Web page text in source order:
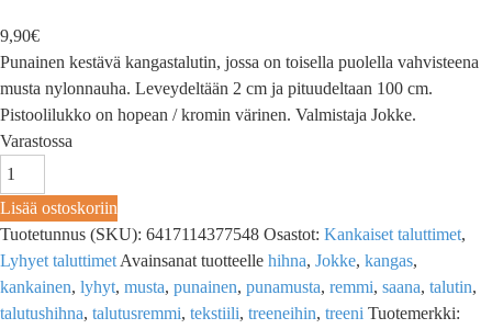
9,90€
Punainen kestävä kangastalutin, jossa on toisella puolella vahvisteena
musta nylonnauha. Leveydeltään 2 cm ja pituudeltaan 100 cm.
Pistoolilukko on hopean / kromin värinen. Valmistaja Jokke.
Varastossa
Lisää ostoskoriin
Tuotetunnus (SKU): 6417114377548 Osastot: Kankaiset taluttimet,
Lyhyet taluttimet Avainsanat tuotteelle hihna, Jokke, kangas,
kankainen, lyhyt, musta, punainen, punamusta, remmi, saana, talutin,
talutushihna, talutusremmi, tekstiili, treeneihin, treeni Tuotemerkki: